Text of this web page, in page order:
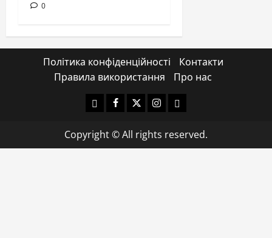
0
Політика конфіденційності
Контакти
Правила використання
Про нас
Yelp Facebook
TwitterInstagram
Email
Copyright © All rights reserved.